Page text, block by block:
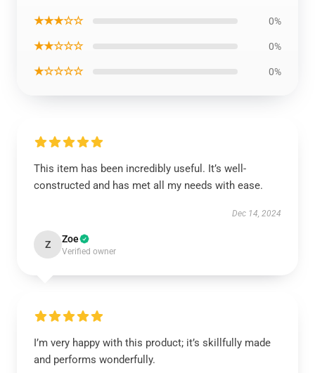
★★★☆☆ 0%
★★☆☆☆ 0%
★☆☆☆☆ 0%
This item has been incredibly useful. It’s well-
constructed and has met all my needs with ease.
Dec 14, 2024
Z Zoe
Verified owner
I’m very happy with this product; it’s skillfully made
and performs wonderfully.